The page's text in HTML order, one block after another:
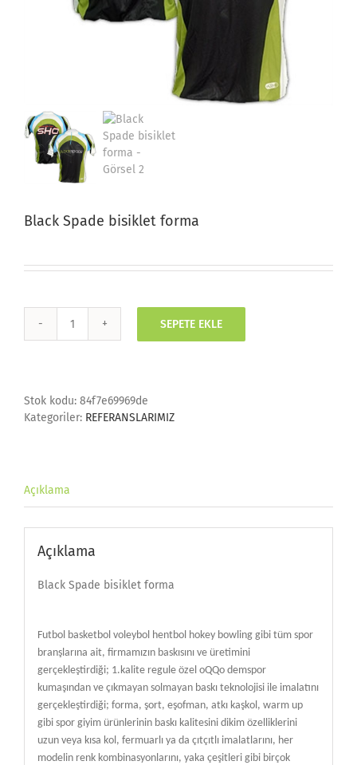
Black Spade bisiklet forma
Black
adet
SEPETE EKLE
Stok kodu: 84f7e69969de
Kategoriler: REFERANSLARIMIZ
Açıklama
Açıklama
Black Spade bisiklet forma
Futbol basketbol voleybol hentbol hokey bowling gibi tüm spor
branşlarına ait, firmamızın baskısını ve üretimini
gerçekleştirdiği; 1.kalite regule özel oQQo demspor
kumaşından ve çıkmayan solmayan baskı teknolojisi ile imalatını
gerçekleştirdiği; forma, şort, eşofman, atkı kaşkol, warm up
gibi spor giyim ürünlerinin baskı kalitesini dikim özelliklerini
uzun veya kısa kol, fermuarlı ya da çıtçıtlı imalatlarını, her
modelin renk kombinasyonlarını, yaka çeşitleri gibi birçok